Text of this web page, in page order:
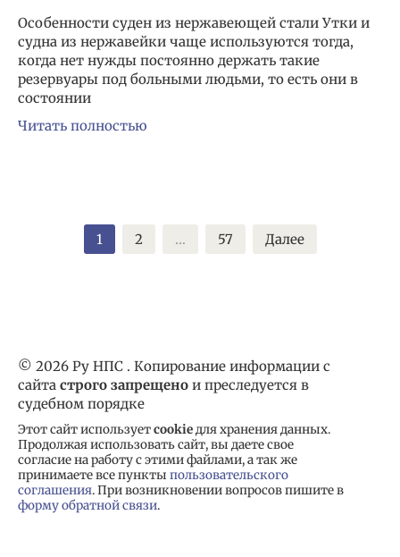
Особенности суден из нержавеющей стали Утки и
судна из нержавейки чаще используются тогда,
когда нет нужды постоянно держать такие
резервуары под больными людьми, то есть они в
состоянии
Читать полностью
1 2 … 57 Далее
© 2026 Ру НПС . Копирование информации с
сайта строго запрещено и преследуется в
судебном порядке
Этот сайт используетcookieдля хранения данных.
Продолжая использовать сайт, вы даете свое
согласие на работу с этими файлами, а так же
принимаете все пункты пользовательского
соглашения. При возникновении вопросов пишите в
форму обратной связи.